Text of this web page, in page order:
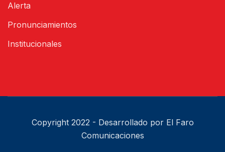
Alerta
Pronunciamientos
Institucionales
Copyright 2022 - Desarrollado por El Faro
Comunicaciones